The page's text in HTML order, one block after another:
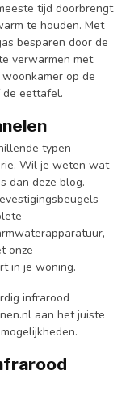
tijd doorbrengt
te houden. Met
besparen door de
verwarmen met
op de
de eettafel.
typen
Wil je weten wat
dan deze blog.
,
onze
in je woning.
infrarood
aan het juiste